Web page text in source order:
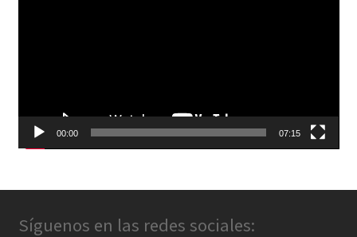
00:00 07:15
Síguenos en las redes sociales: